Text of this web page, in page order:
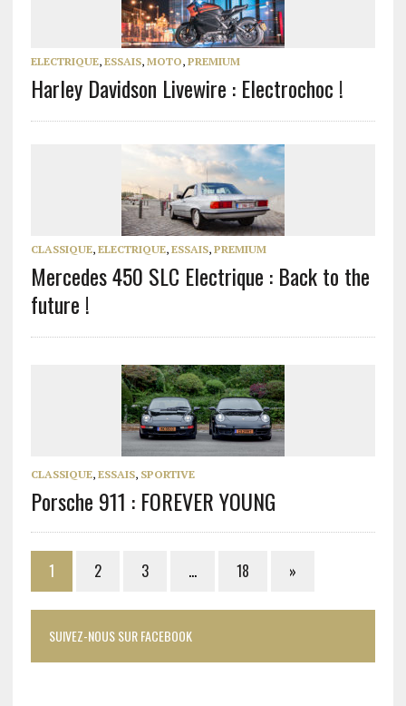
ELECTRIQUE, ESSAIS, MOTO, PREMIUM
Harley Davidson Livewire : Electrochoc !
CLASSIQUE, ELECTRIQUE, ESSAIS, PREMIUM
Mercedes 450 SLC Electrique : Back to the
future !
CLASSIQUE, ESSAIS, SPORTIVE
Porsche 911 : FOREVER YOUNG
1 2 3 … 18 »
SUIVEZ-NOUS SUR FACEBOOK